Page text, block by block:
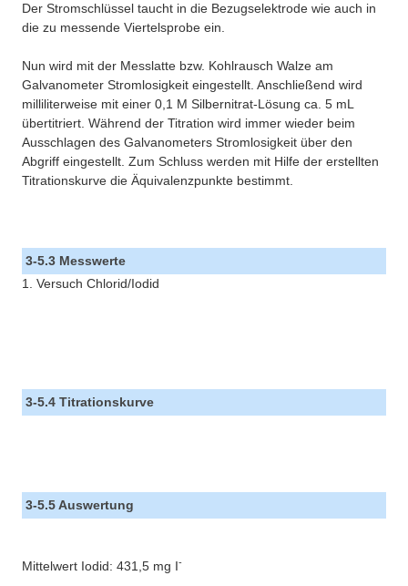
Der Stromschlüssel taucht in die Bezugselektrode wie auch in
die zu messende Viertelsprobe ein.
Nun wird mit der Messlatte bzw. Kohlrausch Walze am
Galvanometer Stromlosigkeit eingestellt. Anschließend wird
milliliterweise mit einer 0,1 M Silbernitrat-Lösung ca. 5 mL
übertitriert. Während der Titration wird immer wieder beim
Ausschlagen des Galvanometers Stromlosigkeit über den
Abgriff eingestellt. Zum Schluss werden mit Hilfe der erstellten
Titrationskurve die Äquivalenzpunkte bestimmt.
3-5.3 Messwerte
1. Versuch Chlorid/Iodid
3-5.4 Titrationskurve
3-5.5 Auswertung
Mittelwert Iodid: 431,5 mg I-